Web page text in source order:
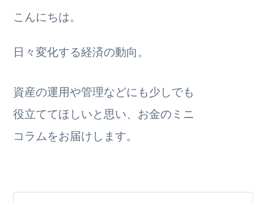
こんにちは。
日々変化する経済の動向。
資産の運用や管理などにも少しでも
役立ててほしいと思い、お金のミニ
コラムをお届けします。